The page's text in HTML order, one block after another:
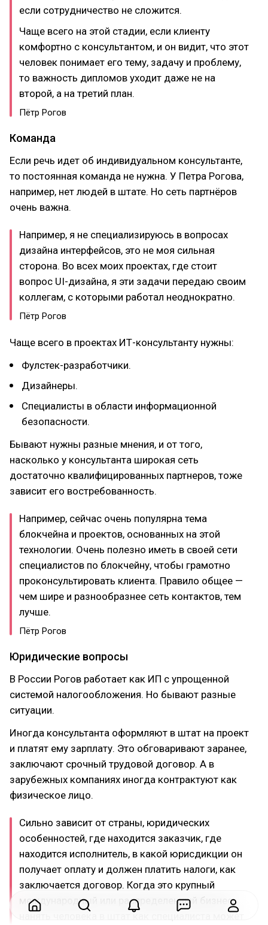
если сотрудничество не сложится.
Чаще всего на этой стадии, если клиенту
комфортно с консультантом, и он видит, что этот
человек понимает его тему, задачу и проблему,
то важность дипломов уходит даже не на
второй, а на третий план.
Пётр Рогов
Команда
Если речь идет об индивидуальном консультанте,
то постоянная команда не нужна. У Петра Рогова,
например, нет людей в штате. Но сеть партнёров
очень важна.
Например, я не специализируюсь в вопросах
дизайна интерфейсов, это не моя сильная
сторона. Во всех моих проектах, где стоит
вопрос UI-дизайна, я эти задачи передаю своим
коллегам, с которыми работал неоднократно.
Пётр Рогов
Чаще всего в проектах ИТ-консультанту нужны:
Фулстек-разработчики.
Дизайнеры.
Специалисты в области информационной
безопасности.
Бывают нужны разные мнения, и от того,
насколько у консультанта широкая сеть
достаточно квалифицированных партнеров, тоже
зависит его востребованность.
Например, сейчас очень популярна тема
блокчейна и проектов, основанных на этой
технологии. Очень полезно иметь в своей сети
специалистов по блокчейну, чтобы грамотно
проконсультировать клиента. Правило общее —
чем шире и разнообразнее сеть контактов, тем
лучше.
Пётр Рогов
Юридические вопросы
В России Рогов работает как ИП с упрощенной
системой налогообложения. Но бывают разные
ситуации.
Иногда консультанта оформляют в штат на проект
и платят ему зарплату. Это обговаривают заранее,
заключают срочный трудовой договор. А в
зарубежных компаниях иногда контрактуют как
физическое лицо.
Сильно зависит от страны, юридических
особенностей, где находится заказчик, где
находится исполнитель, в какой юрисдикции он
получает оплату и должен платить налоги, как
заключается договор. Когда это крупный
международный или распределенный бизнес,
нанять человека в штат как специалиста может